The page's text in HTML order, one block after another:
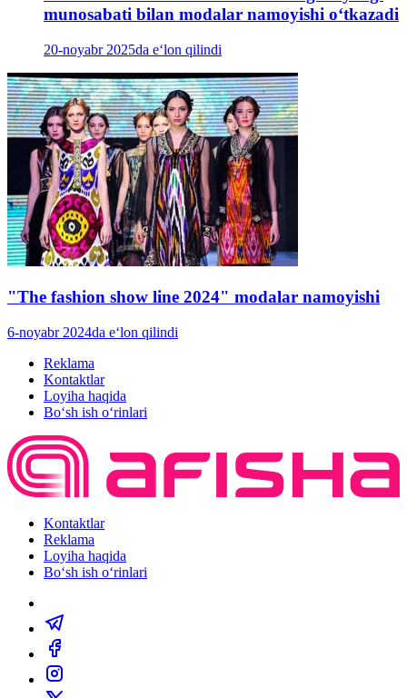
munosabati bilan modalar namoyishi oʻtkazadi
20-noyabr 2025da e‘lon qilindi
"The fashion show line 2024" modalar namoyishi
6-noyabr 2024da e‘lon qilindi
Reklama
Kontaktlar
Loyiha haqida
Bo‘sh ish o‘rinlari
Kontaktlar
Reklama
Loyiha haqida
Bo‘sh ish o‘rinlari